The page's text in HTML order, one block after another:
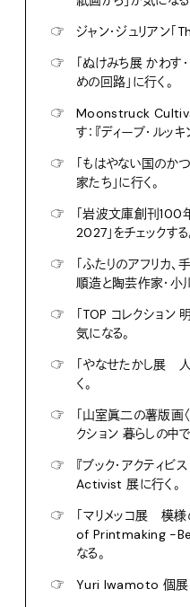
☞
ジャン・ジュリアン「
☞
「ぬけみち展 かわす
めの回路」に行く。
☞
Moonstruck
す：『ディープ・ルッ
☞
「もはやない国のか
家たち」に行く。
☞
「岩波文庫創刊100
2027」をチェックする
☞
「ふたりのアフリカ
順造と陶芸作家・小
☞
「TOP コレクション
気になる。
☞
「やなせたかし展
く。
☞
「山室眞二の薯版画
クション 暮らしの中で
☞
『ブック・アクティ
Activist 展に行く。
☞
「マリメッコ展 模
of Printmaking -
なる。
☞
Yuri Iwamoto 個展